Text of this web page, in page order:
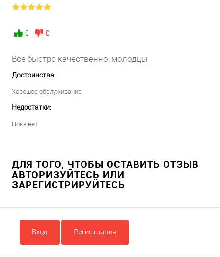
0 0
Все быстро качественно, молодцы
Достоинства:
Хорошее обслуживание
Недостатки:
Пока нет
ДЛЯ ТОГО, ЧТОБЫ ОСТАВИТЬ ОТЗЫВ
АВТОРИЗУЙТЕСЬ ИЛИ
ЗАРЕГИСТРИРУЙТЕСЬ
Вход Регистрация